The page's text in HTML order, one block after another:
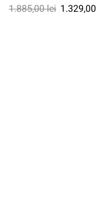
1.885,00lei 1.329,00